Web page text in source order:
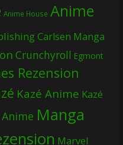
Anime House Anime
Carlsen Manga
Crunchyroll Egmont
Rezension
Kazé Anime Kazé
Anime Manga
Marvel